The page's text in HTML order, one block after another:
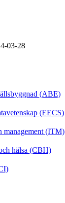
03-28
(ABE)
(EECS)
management (ITM)
hälsa (CBH)